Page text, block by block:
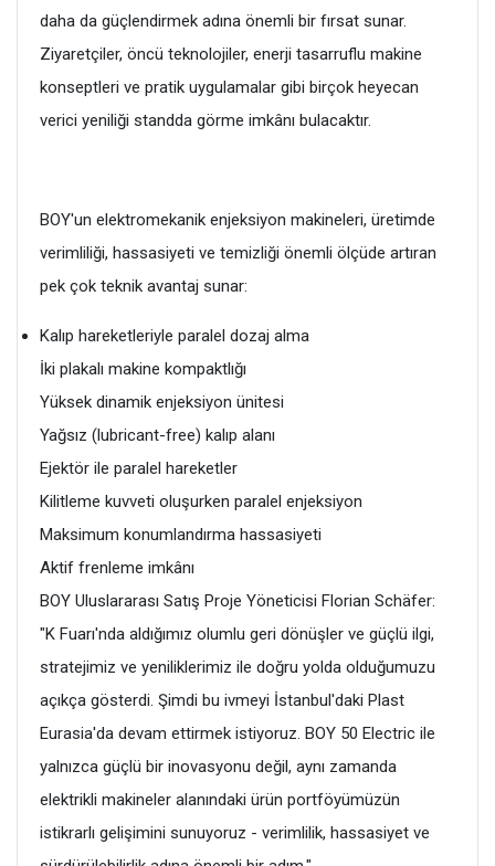
daha da güçlendirmek adına önemli bir fırsat sunar.
Ziyaretçiler, öncü teknolojiler, enerji tasarruflu makine
konseptleri ve pratik uygulamalar gibi birçok heyecan
verici yeniliği standda görme imkânı bulacaktır.
BOY'un elektromekanik enjeksiyon makineleri, üretimde
verimliliği, hassasiyeti ve temizliği önemli ölçüde artıran
pek çok teknik avantaj sunar:
Kalıp hareketleriyle paralel dozaj alma
İki plakalı makine kompaktlığı
Yüksek dinamik enjeksiyon ünitesi
Yağsız (lubricant-free) kalıp alanı
Ejektör ile paralel hareketler
Kilitleme kuvveti oluşurken paralel enjeksiyon
Maksimum konumlandırma hassasiyeti
Aktif frenleme imkânı
BOY Uluslararası Satış Proje Yöneticisi Florian Schäfer:
"K Fuarı'nda aldığımız olumlu geri dönüşler ve güçlü ilgi,
stratejimiz ve yeniliklerimiz ile doğru yolda olduğumuzu
açıkça gösterdi. Şimdi bu ivmeyi İstanbul'daki Plast
Eurasia'da devam ettirmek istiyoruz. BOY 50 Electric ile
yalnızca güçlü bir inovasyonu değil, aynı zamanda
elektrikli makineler alanındaki ürün portföyümüzün
istikrarlı gelişimini sunuyoruz - verimlilik, hassasiyet ve